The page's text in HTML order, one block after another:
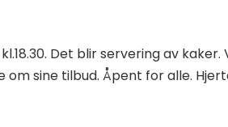
Det blir servering av
om sine tilbud. Åpent for alle.